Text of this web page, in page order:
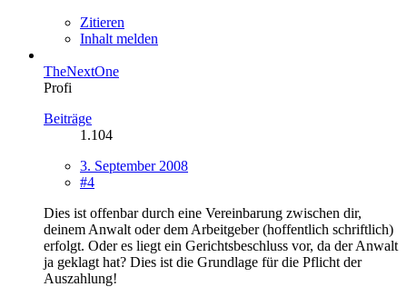
Zitieren
Inhalt melden
TheNextOne
Profi
Beiträge
1.104
3. September 2008
#4
Dies ist offenbar durch eine Vereinbarung zwischen dir,
deinem Anwalt oder dem Arbeitgeber (hoffentlich schriftlich)
erfolgt. Oder es liegt ein Gerichtsbeschluss vor, da der Anwalt
ja geklagt hat? Dies ist die Grundlage für die Pflicht der
Auszahlung!